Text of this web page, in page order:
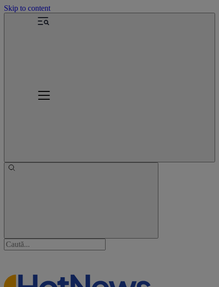
Skip to content